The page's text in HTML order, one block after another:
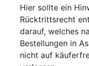
Hier sollte ein
Rücktrittsrecht
darauf, welches
Bestellungen in
nicht auf